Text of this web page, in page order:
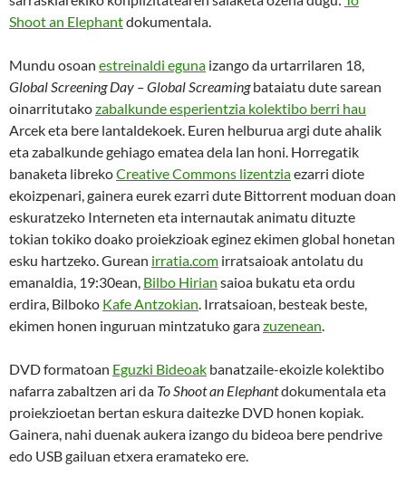
Shoot an Elephantdokumentala.
Mundu osoan estreinaldi eguna izango da urtarrilaren 18,
Global Screening Day – Global Screamingbataiatu dute sarean
oinarritutakozabalkunde esperientzia kolektibo berri hau
Arcek eta bere lantaldekoek. Euren helburua argi dute ahalik
eta zabalkunde gehiago ematea dela lan honi. Horregatik
banaketa librekoCreative Commons lizentziaezarri diote
ekoizpenari, gainera eurek ezarri dute Bittorrent moduan doan
eskuratzeko Interneten eta internautak animatu dituzte
tokian tokiko doako proiekzioak eginez ekimen global honetan
esku hartzeko. Gurean irratia.com irratsaioak antolatu du
emanaldia, 19:30ean, Bilbo Hirian saioa bukatu eta ordu
erdira, Bilboko Kafe Antzokian. Irratsaioan, besteak beste,
ekimen honen inguruan mintzatuko garazuzenean.
DVD formatoan Eguzki Bideoak banatzaile-ekoizle kolektibo
nafarra zabaltzen ari da To Shoot an Elephantdokumentala eta
proiekzioetan bertan eskura daitezke DVD honen kopiak.
Gainera, nahi duenak aukera izango du bideoa bere pendrive
edo USB gailuan etxera eramateko ere.